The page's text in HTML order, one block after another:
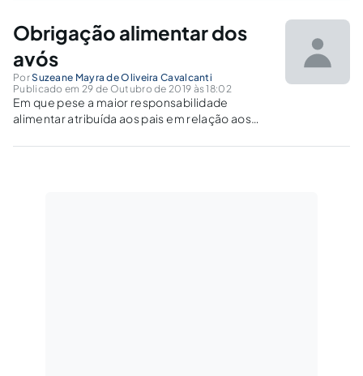
Obrigação alimentar dos
avós
PorSuzeane Mayra de Oliveira Cavalcanti
Publicado em 29 de Outubro de 2019 às 18:02
Em que pese a maior responsabilidade
alimentar atribuída aos pais em relação aos
alimentar dos parentes, em razão do princípio